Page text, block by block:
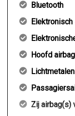
Bluetooth
Hoofd
Zij airbag(s)